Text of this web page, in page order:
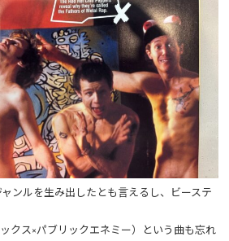
ンルを生み出したとも言えるし、ビーステ
クス×パブリックエネミー）という曲も忘れ